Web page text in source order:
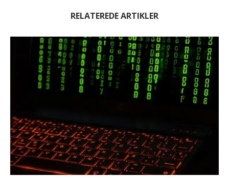
RELATEREDE ARTIKLER